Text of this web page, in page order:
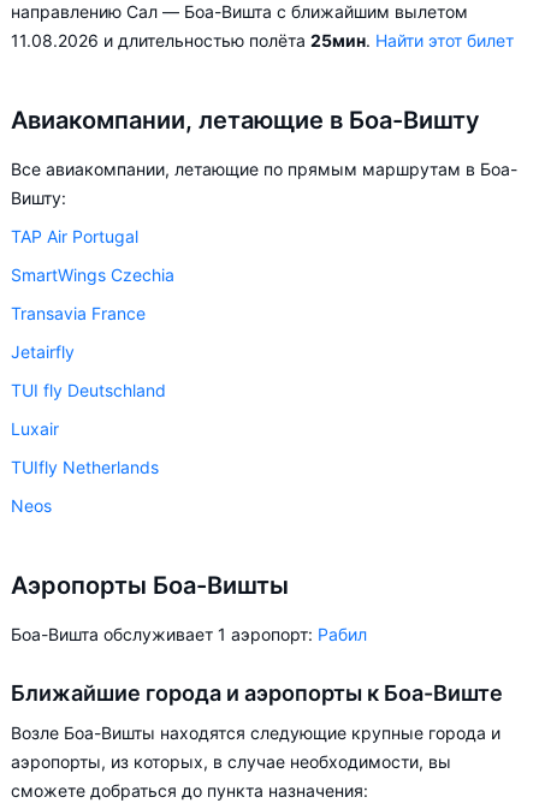
направлению Сал — Боа-Вишта с ближайшим вылетом
11.08.2026 и длительностью полёта 25мин. Найти этот билет
Авиакомпании, летающие в Боа-Вишту
Все авиакомпании, летающие по прямым маршрутам в Боа-
Вишту:
TAP Air Portugal
SmartWings Czechia
Transavia France
Jetairfly
TUI fly Deutschland
Luxair
TUIfly Netherlands
Neos
Аэропорты Боа-Вишты
Боа-Вишта обслуживает 1 аэропорт: Рабил
Ближайшие города и аэропорты к Боа-Виште
Возле Боа-Вишты находятся следующие крупные города и
аэропорты, из которых, в случае необходимости, вы
сможете добраться до пункта назначения: